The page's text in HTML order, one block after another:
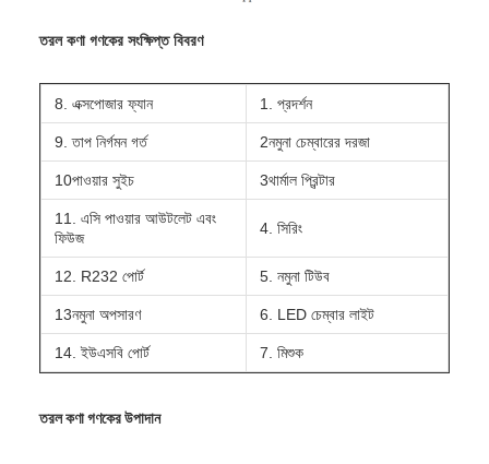
তরল কণা গণকের সংক্ষিপ্ত বিবরণ
8. এক্সপোজার ফ্যান 1. প্রদর্শন
9. তাপ নির্গমন গর্ত 2নমুনা চেম্বারের দরজা
10পাওয়ার সুইচ 3থার্মাল প্রিন্টার
11. এসি পাওয়ার আউটলেট এবং
ফিউজ
4. সিরিং
12. R232 পোর্ট 5. নমুনা টিউব
13নমুনা অপসারণ 6. LED চেম্বার লাইট
14. ইউএসবি পোর্ট 7. মিশুক
তরল কণা গণকের উপাদান